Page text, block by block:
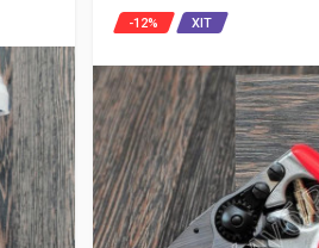
-12% ХІТ